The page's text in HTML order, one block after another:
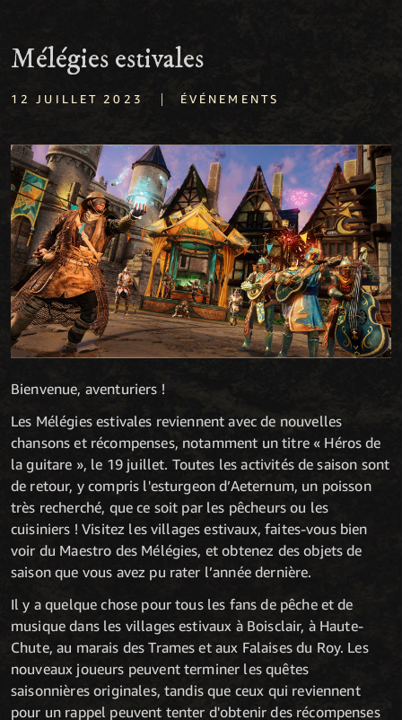
Mélégies estivales
12 JUILLET 2023 | ÉVÉNEMENTS
Bienvenue, aventuriers !
Les Mélégies estivales reviennent avec de nouvelles
chansons et récompenses, notamment un titre « Héros de
la guitare », le 19 juillet. Toutes les activités de saison sont
de retour, y compris l'esturgeon d’Aeternum, un poisson
très recherché, que ce soit par les pêcheurs ou les
cuisiniers ! Visitez les villages estivaux, faites-vous bien
voir du Maestro des Mélégies, et obtenez des objets de
saison que vous avez pu rater l’année dernière.
Il y a quelque chose pour tous les fans de pêche et de
musique dans les villages estivaux à Boisclair, à Haute-
Chute, au marais des Trames et aux Falaises du Roy. Les
nouveaux joueurs peuvent terminer les quêtes
saisonnières originales, tandis que ceux qui reviennent
pour un rappel peuvent tenter d'obtenir des récompenses